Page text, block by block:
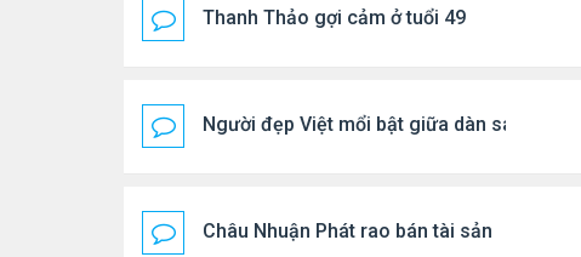
Thanh Thảo gợi cảm ở tuổi 49
Người đẹp Việt mổi bật giữa dàn sao châu Á
Châu Nhuận Phát rao bán tài sản